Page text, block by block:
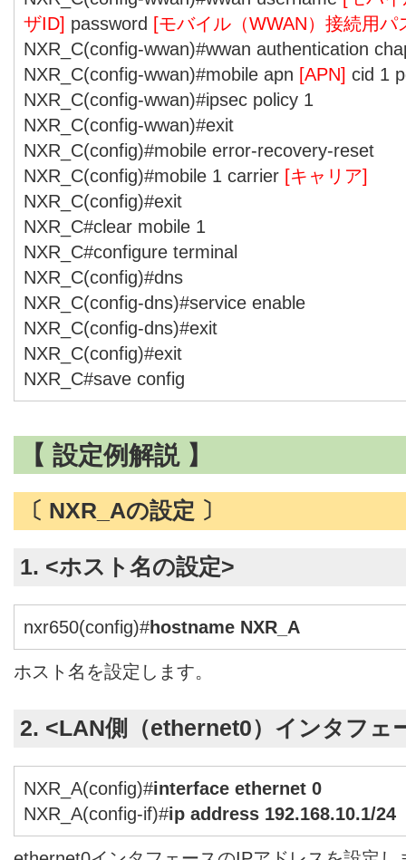
ザID] password [モバイル（WWAN）接続用パ
NXR_C(config-wwan)#wwan authentication
NXR_C(config-wwan)#mobile apn [APN] cid 1
NXR_C(config-wwan)#ipsec policy 1
NXR_C(config-wwan)#exit
NXR_C(config)#mobile error-recovery-reset
NXR_C(config)#mobile 1 carrier [キャリア]
NXR_C(config)#exit
NXR_C#clear mobile 1
NXR_C#configure terminal
NXR_C(config)#dns
NXR_C(config-dns)#service enable
NXR_C(config-dns)#exit
NXR_C(config)#exit
NXR_C#save config
【 設定例解説 】
〔 NXR_Aの設定 〕
1. <ホスト名の設定>
nxr650(config)#hostname NXR_A
ホスト名を設定します。
2. <LAN側（ethernet0）インタフェ
NXR_A(config)#interface ethernet 0
NXR_A(config-if)#ip address 192.168.10.1/24